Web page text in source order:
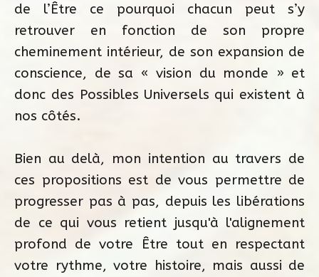
de l’Être ce pourquoi chacun peut s’y
retrouver en fonction de son propre
cheminement intérieur, de son expansion de
conscience, de sa « vision du monde » et
donc des Possibles Universels qui existent à
nos côtés.
Bien au delà, mon intention au travers de
ces propositions est de vous permettre de
progresser pas à pas, depuis les libérations
de ce qui vous retient jusqu'à l'alignement
profond de votre Être tout en respectant
votre rythme, votre histoire, mais aussi de